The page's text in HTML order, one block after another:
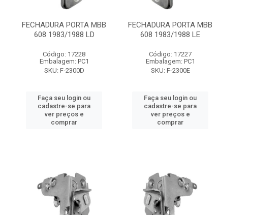
FECHADURA PORTA MBB
608 1983/1988 LD
Código: 17228
Embalagem: PC1
SKU: F-2300D
Faça seu login ou
cadastre-se para
ver preços e
comprar
FECHADURA PORTA MBB
608 1983/1988 LE
Código: 17227
Embalagem: PC1
SKU: F-2300E
Faça seu login ou
cadastre-se para
ver preços e
comprar